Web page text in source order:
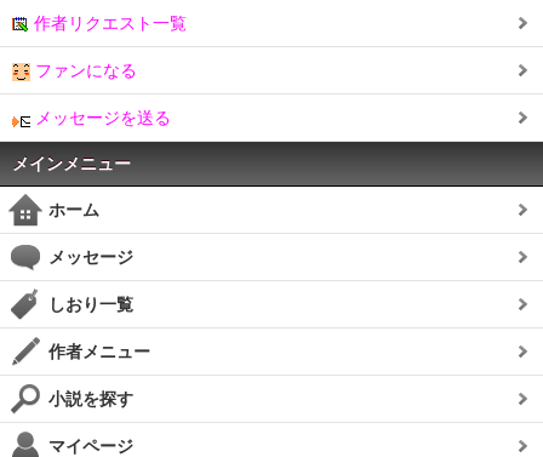
作者リクエスト一覧
ファンになる
メッセージを送る
メインメニュー
ホーム
メッセージ
しおり一覧
作者メニュー
小説を探す
マイページ